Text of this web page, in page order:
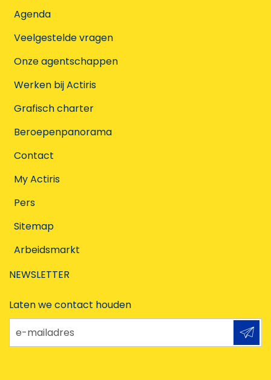
Agenda
Veelgestelde vragen
Onze agentschappen
Werken bij Actiris
Grafisch charter
Beroepenpanorama
Contact
My Actiris
Pers
Sitemap
Arbeidsmarkt
NEWSLETTER
Laten we contact houden
e-mailadres